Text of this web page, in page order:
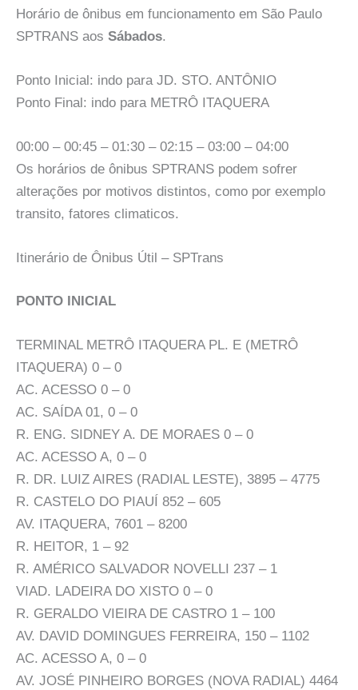
Horário de ônibus em funcionamento em São Paulo
SPTRANS aos Sábados.
Ponto Inicial: indo para JD. STO. ANTÔNIO
Ponto Final: indo para METRÔ ITAQUERA
00:00 – 00:45 – 01:30 – 02:15 – 03:00 – 04:00
Os horários de ônibus SPTRANS podem sofrer
alterações por motivos distintos, como por exemplo
transito, fatores climaticos.
Itinerário de Ônibus Útil – SPTrans
PONTO INICIAL
TERMINAL METRÔ ITAQUERA PL. E (METRÔ
ITAQUERA) 0 – 0
AC. ACESSO 0 – 0
AC. SAÍDA 01, 0 – 0
R. ENG. SIDNEY A. DE MORAES 0 – 0
AC. ACESSO A, 0 – 0
R. DR. LUIZ AIRES (RADIAL LESTE), 3895 – 4775
R. CASTELO DO PIAUÍ 852 – 605
AV. ITAQUERA, 7601 – 8200
R. HEITOR, 1 – 92
R. AMÉRICO SALVADOR NOVELLI 237 – 1
VIAD. LADEIRA DO XISTO 0 – 0
R. GERALDO VIEIRA DE CASTRO 1 – 100
AV. DAVID DOMINGUES FERREIRA, 150 – 1102
AC. ACESSO A, 0 – 0
AV. JOSÉ PINHEIRO BORGES (NOVA RADIAL) 4464